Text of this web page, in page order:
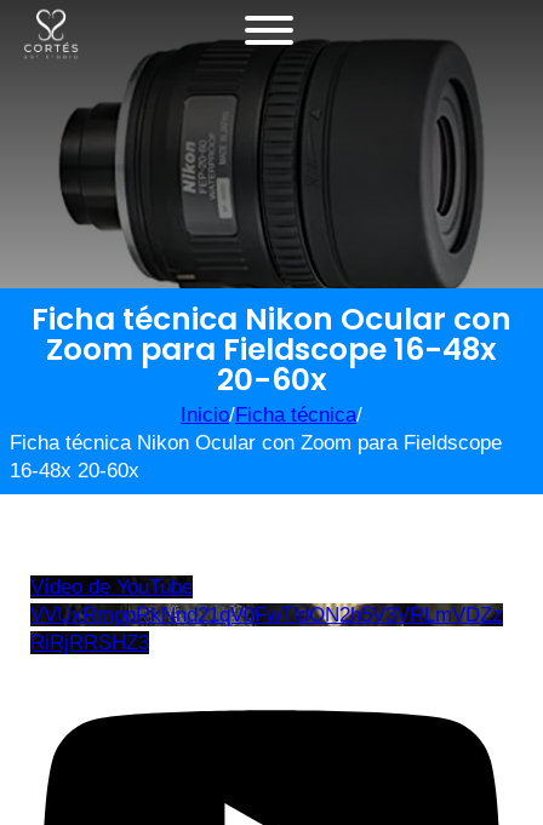
Ficha técnica Nikon Ocular con
Zoom para Fieldscope 16-48x
20-60x
Inicio/Ficha técnica/
Ficha técnica Nikon Ocular con Zoom para Fieldscope
16-48x 20-60x
Vídeo de YouTube
VVUxRmppRkNnd21qV0FwTldON2h5V3VRLmVDZz
RiRjRRSHZ3